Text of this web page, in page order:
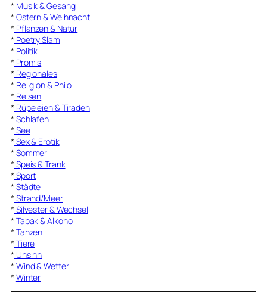
* Musik & Gesang
* Ostern & Weihnacht
* Pflanzen & Natur
* Poetry Slam
* Politik
* Promis
* Regionales
* Religion & Philo
* Reisen
* Rüpeleien & Tiraden
* Schlafen
* See
* Sex & Erotik
* Sommer
* Speis & Trank
* Sport
* Städte
* Strand/Meer
* Silvester & Wechsel
* Tabak & Alkohol
* Tanzen
* Tiere
* Unsinn
* Wind & Wetter
* Winter